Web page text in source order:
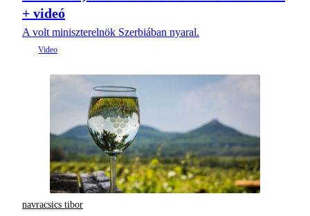
+ videó
A volt miniszterelnök Szerbiában nyaral.
navracsics tibor